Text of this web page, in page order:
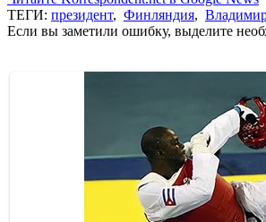
ТЕГИ: президент, Финляндия,
Если вы заметили ошибку, выделите